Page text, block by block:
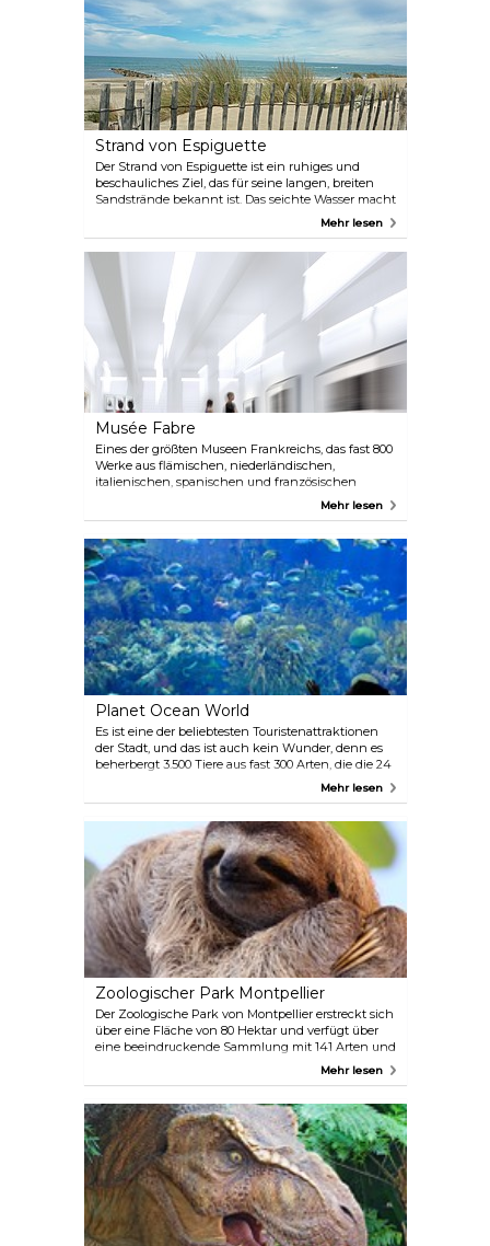
Strand von Espiguette
Der Strand von Espiguette ist ein ruhiges und
beschauliches Ziel, das für seine langen, breiten
Sandstrände bekannt ist. Das seichte Wasser macht
ihn zu einer sicheren Umgebung für jüngere
sehr beliebt und belebt ist, lohnt sich ein Besuch
wegen der ruhigen Atmosphäre und der
ausgedehnten Küstenlinie.
Mehr lesen
Musée Fabre
Eines der größten Museen Frankreichs, das fast 800
Werke aus flämischen, niederländischen,
italienischen, spanischen und französischen
Sammlungen ausstellt. Bewundern Sie Werke aus
Zu sehen sind auch Keramiken, Skulpturen und
zeitgenössische Gemälde.
Mehr lesen
Planet Ocean World
Es ist eine der beliebtesten Touristenattraktionen
der Stadt, und das ist auch kein Wunder, denn es
beherbergt 3.500 Tiere aus fast 300 Arten, die die 24
Becken bevölkern. Neben der beeindruckenden
Meereslandschaften und hochmodernen
Exponaten, darunter Sturm- und
Hurrikansimulatoren.
Mehr lesen
Zoologischer Park Montpellier
Der Zoologische Park von Montpellier erstreckt sich
über eine Fläche von 80 Hektar und verfügt über
eine beeindruckende Sammlung mit 141 Arten und
über 1350 Tieren. Dieser weitläufige und
abwechslungsreiche Lebensraum bietet Besuchern
und eine Vielzahl von Tieren zu beobachten.
Mehr lesen